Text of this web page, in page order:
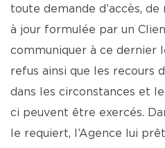
toute demande d’accès,
à jour formulée par un
communiquer à ce dernier
refus ainsi que les recours
dans les circonstances et
ci peuvent être exercés.
le requiert, l’Agence lui